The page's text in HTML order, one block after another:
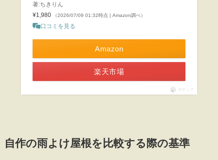
著:ちきりん
¥1,980
（2026/07/09 01:32時点 | Amazon調べ）
口コミを見る
Amazon
楽天市場
ポチップ
自作の雨よけ屋根を比較する際の基準